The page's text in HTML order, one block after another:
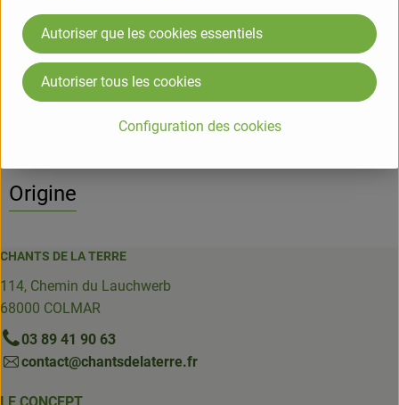
Info
Informations sur les produits
Origine
CHANTS DE LA TERRE
114, Chemin du Lauchwerb
68000 COLMAR
03 89 41 90 63
contact@chantsdelaterre.fr
Configuration des cookies
Autoriser que les cookies essentiels
Autoriser tous les cookies